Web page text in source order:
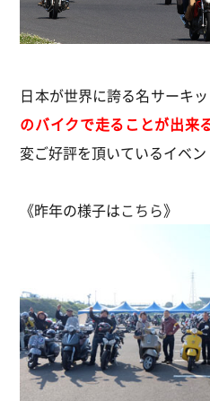
日本が世界に誇る名サーキ
のバイクで走ることが出来
変ご好評を頂いているイベン
《昨年の様子はこちら》